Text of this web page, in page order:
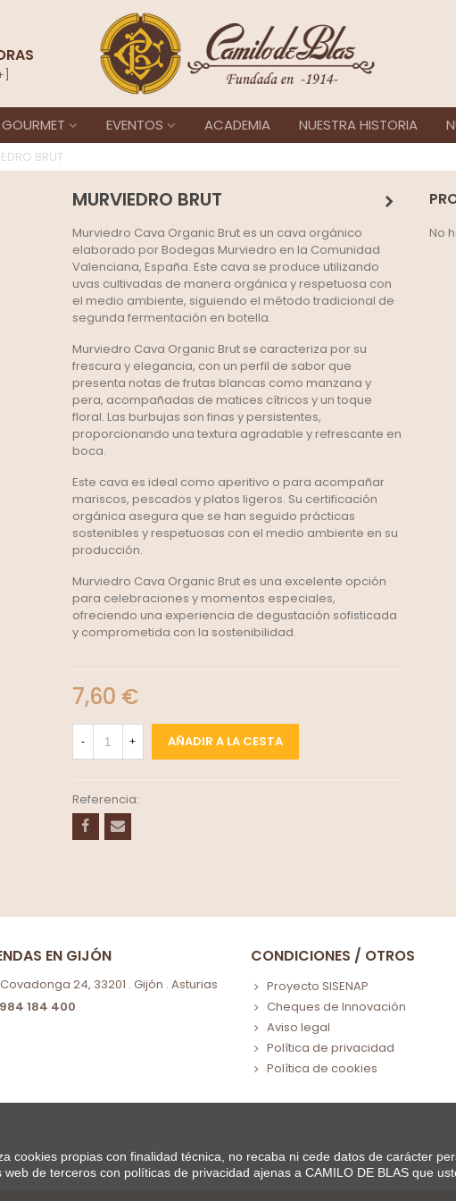
GOURMET EVENTOS ACADEMIA NUESTRA HISTORIA
BRUT
MURVIEDRO BRUT
Murviedro Cava Organic Brut es un cava orgánico
elaborado por Bodegas Murviedro en la Comunidad
Valenciana, España. Este cava se produce utilizando
uvas cultivadas de manera orgánica y respetuosa con
el medio ambiente, siguiendo el método tradicional de
segunda fermentación en botella.
Murviedro Cava Organic Brut se caracteriza por su
frescura y elegancia, con un perfil de sabor que
presenta notas de frutas blancas como manzana y
pera, acompañadas de matices cítricos y un toque
floral. Las burbujas son finas y persistentes,
proporcionando una textura agradable y refrescante en
boca.
Este cava es ideal como aperitivo o para acompañar
mariscos, pescados y platos ligeros. Su certificación
orgánica asegura que se han seguido prácticas
sostenibles y respetuosas con el medio ambiente en su
producción.
Murviedro Cava Organic Brut es una excelente opción
para celebraciones y momentos especiales,
ofreciendo una experiencia de degustación sofisticada
y comprometida con la sostenibilidad.
7,60 €
- + AÑADIR A LA CESTA
Referencia:
No
cookies propias con finalidad técnica, no recaba ni cede datos de carácter
de terceros con políticas de privacidad ajenas a CAMILO DE BLAS que
EN GIJÓN
24, 33201 . Gijón . Asturias
984 184 400
CONDICIONES / OTROS
Proyecto SISENAP
Cheques de Innovación
Aviso legal
Política de privacidad
Política de cookies